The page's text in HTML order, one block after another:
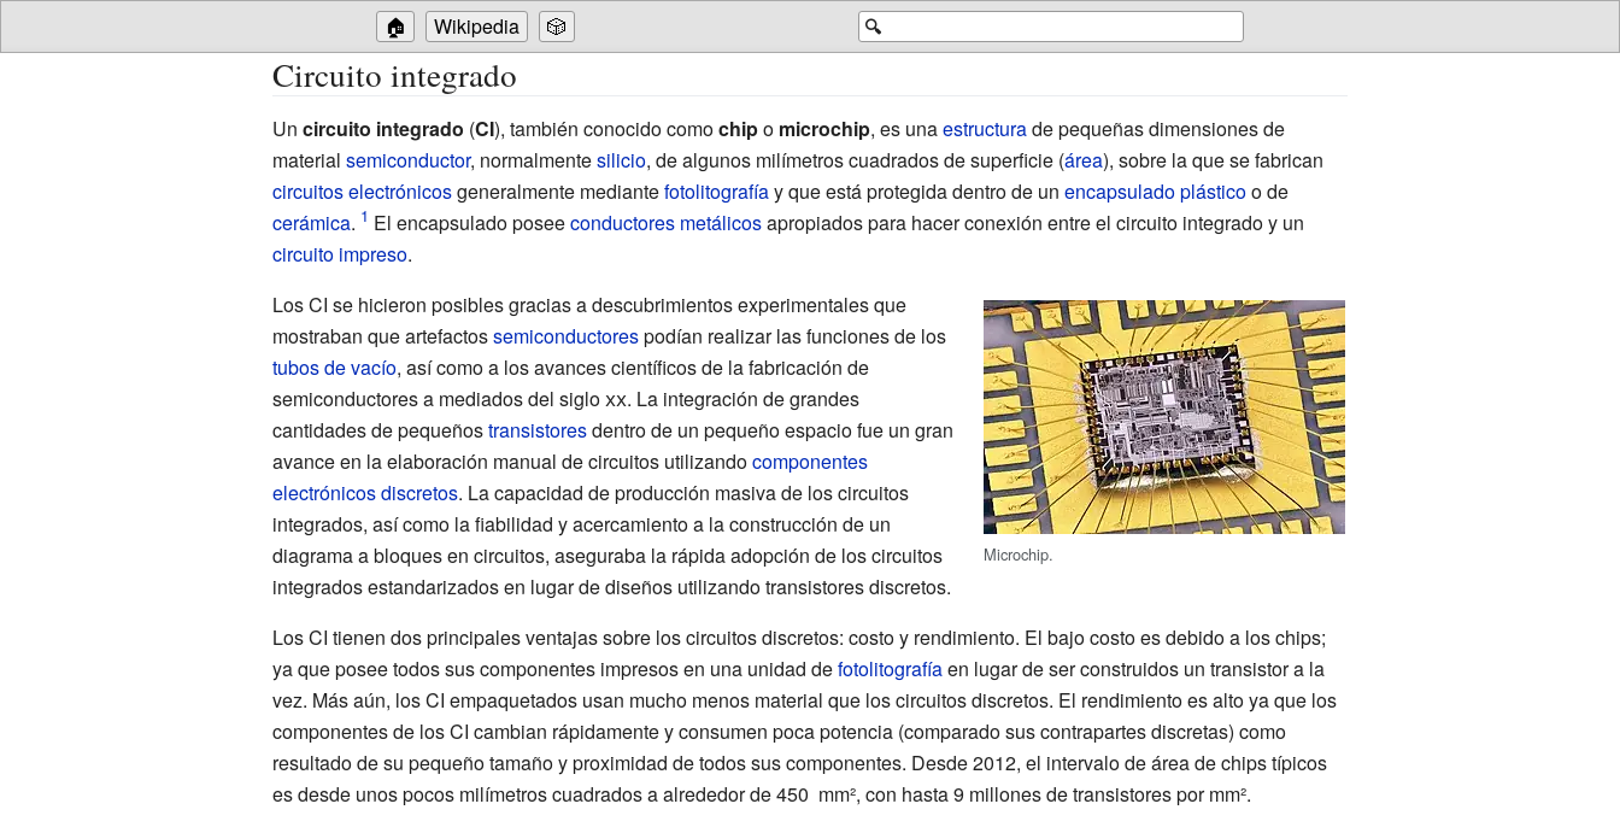
🔍
🏠 Wikipedia 🎲
Circuito integrado
Un circuito integrado (CI), también conocido comochipo microchip, es unaestructurade pequeñas dimensiones de
material semiconductor, normalmentesilicio, de algunos milímetros cuadrados de superficie (área), sobre la que se fabrican
circuitos electrónicosgeneralmente mediantefotolitografíay que está protegida dentro de un encapsuladoplásticoo de
cerámica. El encapsulado poseeconductores metálicosapropiados para hacer conexión entre el circuito integrado y un
circuito impreso.
Microchip.
Los CI se hicieron posibles gracias a descubrimientos experimentales que
mostraban que artefactossemiconductorespodían realizar las funciones de los
tubos de vacío, así como a los avances científicos de la fabricación de
semiconductores a mediados del sigloxx. La integración de grandes
cantidades de pequeñostransistoresdentro de un pequeño espacio fue un gran
avance en la elaboración manual de circuitos utilizandocomponentes
electrónicosdiscretos. La capacidad de producción masiva de los circuitos
integrados, así como la fiabilidad y acercamiento a la construcción de un
diagrama a bloques en circuitos, aseguraba la rápida adopción de los circuitos
integrados estandarizados en lugar de diseños utilizando transistores discretos.
Los CI tienen dos principales ventajas sobre los circuitos discretos: costo y rendimiento. El bajo costo es debido a los chips;
ya que posee todos sus componentes impresos en una unidad defotolitografíaen lugar de ser construidos un transistor a la
vez. Más aún, los CI empaquetados usan mucho menos material que los circuitos discretos. El rendimiento es alto ya que los
componentes de los CI cambian rápidamente y consumen poca potencia (comparado sus contrapartes discretas) como
resultado de su pequeño tamaño y proximidad de todos sus componentes. Desde 2012, el intervalo de área de chips típicos
es desde unos pocos milímetros cuadrados a alrededor de 450 mm², con hasta 9 millones de transistores por mm².